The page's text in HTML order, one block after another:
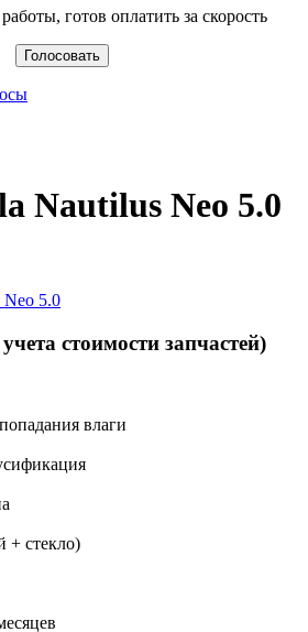
готов оплатить за скорость
Nautilus Neo 5.0
учета стоимости запчастей)
влаги
+ стекло)